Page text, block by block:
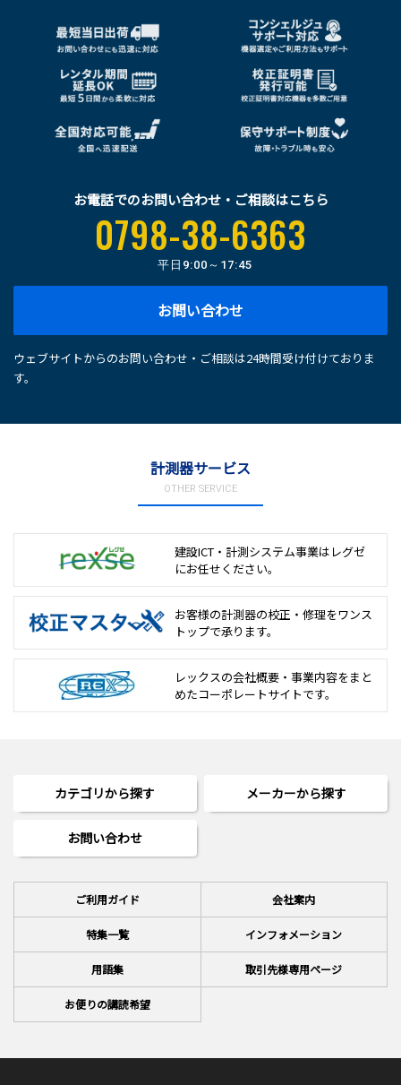
お電話でのお問い合わせ・ご相談はこちら
0798-38-6363
平日 9:00～17:45
お問い合わせ
ウェブサイトからのお問い合わせ・ご相談は24時間受け付けておりま
す。
計測器サービス
OTHER SERVICE
建設ICT・計測システム事業は レグゼ
にお任せください。
お客様の計測器の校正・修理をワンス
トップで承ります。
レックスの会社概要・事業内容をまと
めたコーポレートサイトです。
カテゴリから探す メーカーから探す
お問い合わせ
ご利用ガイド 会社案内
特集一覧 インフォメーション
用語集 取引先様専用ページ
お便りの講読希望